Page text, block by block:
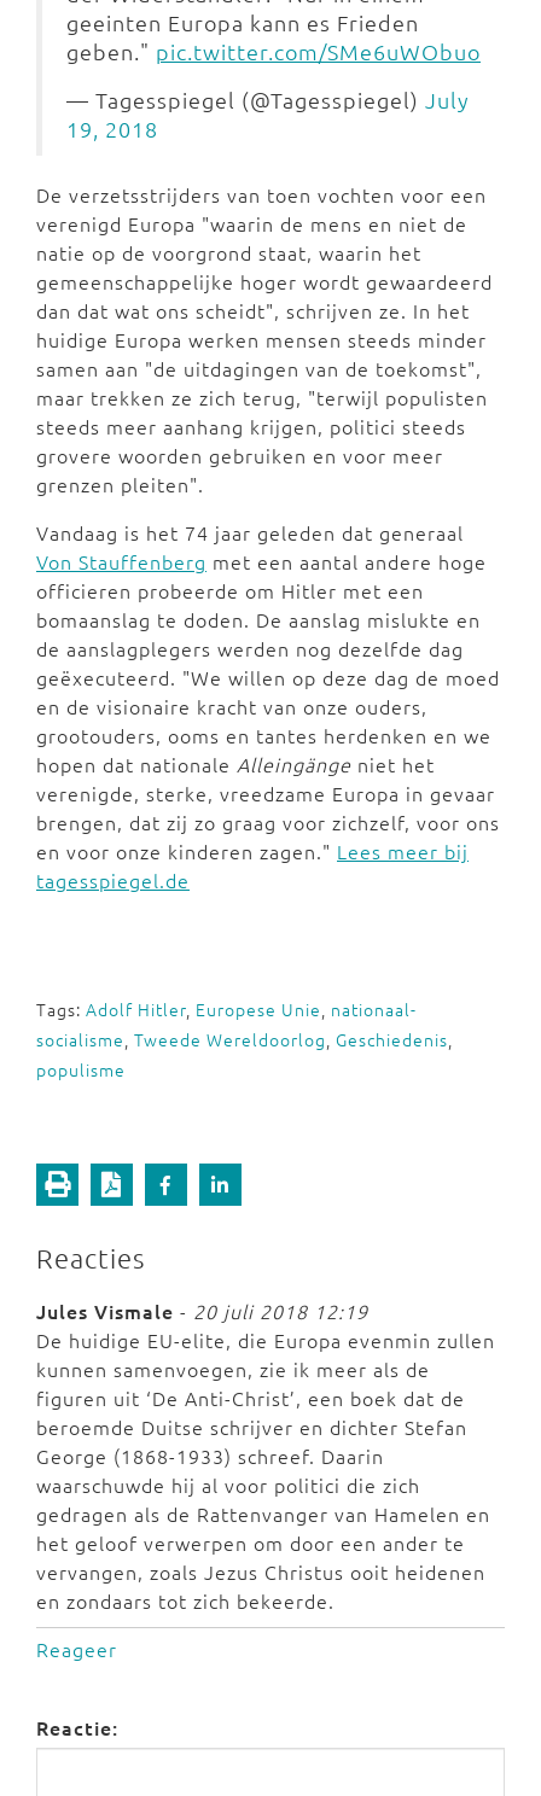
geeinten Europa kann es Frieden
geben." pic.twitter.com/SMe6uWObuo
— Tagesspiegel (@Tagesspiegel) July
19, 2018
De verzetsstrijders van toen vochten voor een
verenigd Europa "waarin de mens en niet de
natie op de voorgrond staat, waarin het
gemeenschappelijke hoger wordt gewaardeerd
dan dat wat ons scheidt", schrijven ze. In het
huidige Europa werken mensen steeds minder
samen aan "de uitdagingen van de toekomst",
maar trekken ze zich terug, "terwijl populisten
steeds meer aanhang krijgen, politici steeds
grovere woorden gebruiken en voor meer
grenzen pleiten".
Vandaag is het 74 jaar geleden dat generaal
Von Stauffenberg met een aantal andere hoge
officieren probeerde om Hitler met een
bomaanslag te doden. De aanslag mislukte en
de aanslagplegers werden nog dezelfde dag
geëxecuteerd. "We willen op deze dag de moed
en de visionaire kracht van onze ouders,
grootouders, ooms en tantes herdenken en we
hopen dat nationale Alleingänge niet het
verenigde, sterke, vreedzame Europa in gevaar
brengen, dat zij zo graag voor zichzelf, voor ons
en voor onze kinderen zagen." Lees meer bij
tagesspiegel.de
Tags: Adolf Hitler, Europese Unie, nationaal-
socialisme, Tweede Wereldoorlog, Geschiedenis,
populisme
Reacties
Jules Vismale - 20 juli 2018 12:19
De huidige EU-elite, die Europa evenmin zullen
kunnen samenvoegen, zie ik meer als de
figuren uit ‘De Anti-Christ’, een boek dat de
beroemde Duitse schrijver en dichter Stefan
George (1868-1933) schreef. Daarin
waarschuwde hij al voor politici die zich
gedragen als de Rattenvanger van Hamelen en
het geloof verwerpen om door een ander te
vervangen, zoals Jezus Christus ooit heidenen
en zondaars tot zich bekeerde.
Reageer
Reactie: